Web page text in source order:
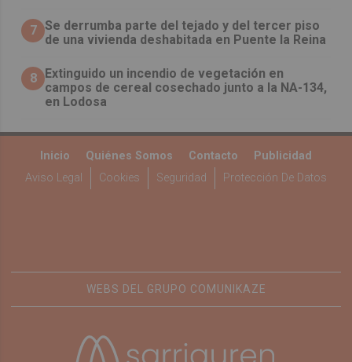
7 Se derrumba parte del tejado y del tercer piso
de una vivienda deshabitada en Puente la Reina
8 Extinguido un incendio de vegetación en
campos de cereal cosechado junto a la NA-134,
en Lodosa
Inicio Quiénes Somos Contacto
Publicidad
Aviso Legal
Cookies Seguridad Protección De Datos
WEBS DEL GRUPO COMUNIKAZE